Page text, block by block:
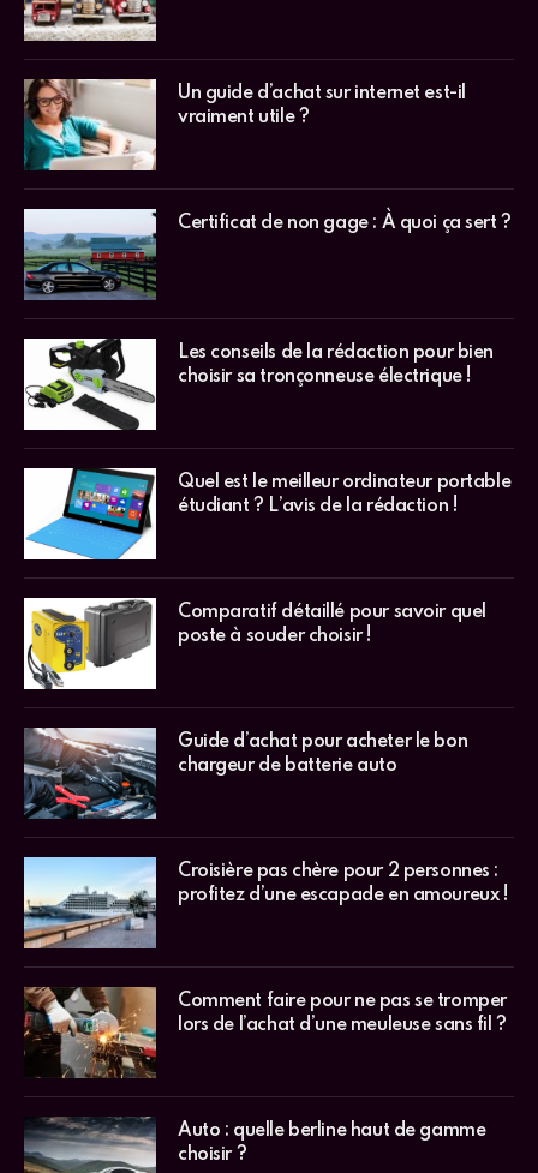
Un guide d’achat sur internet est-il
vraiment utile ?
Certificat de non gage : À quoi ça sert ?
Les conseils de la rédaction pour bien
choisir sa tronçonneuse électrique !
Quel est le meilleur ordinateur portable
étudiant ? L’avis de la rédaction !
Comparatif détaillé pour savoir quel
poste à souder choisir !
Guide d’achat pour acheter le bon
chargeur de batterie auto
Croisière pas chère pour 2 personnes :
profitez d’une escapade en amoureux !
Comment faire pour ne pas se tromper
lors de l’achat d’une meuleuse sans fil ?
Auto : quelle berline haut de gamme
choisir ?